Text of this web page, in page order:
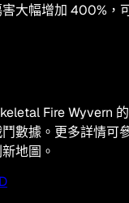
大幅增加 400%，
Fire Wyvern
數據。更多詳情可
地圖。